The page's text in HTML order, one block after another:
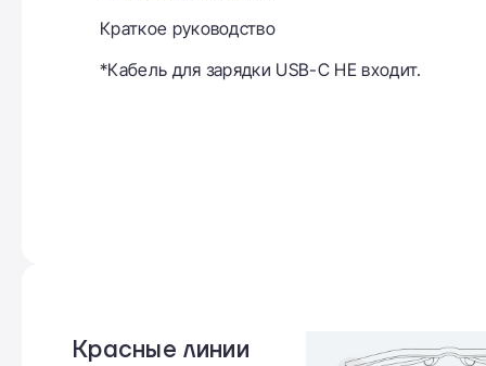
новой вкладке «Домашняя
Краткое руководство
*Кабель для зарядки USB-C НЕ входит.
Красные линии